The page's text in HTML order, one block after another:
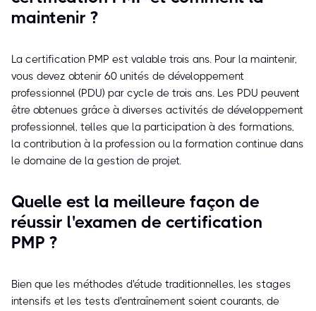
maintenir ?
La certification PMP est valable trois ans. Pour la maintenir,
vous devez obtenir 60 unités de développement
professionnel (PDU) par cycle de trois ans. Les PDU peuvent
être obtenues grâce à diverses activités de développement
professionnel, telles que la participation à des formations,
la contribution à la profession ou la formation continue dans
le domaine de la gestion de projet.
Quelle est la meilleure façon de
réussir l'examen de certification
PMP ?
Bien que les méthodes d'étude traditionnelles, les stages
intensifs et les tests d'entraînement soient courants, de